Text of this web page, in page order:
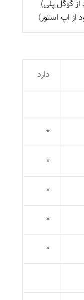
از گوگل‌ پلی)
از اپ استور)
دارد
*
*
*
*
*